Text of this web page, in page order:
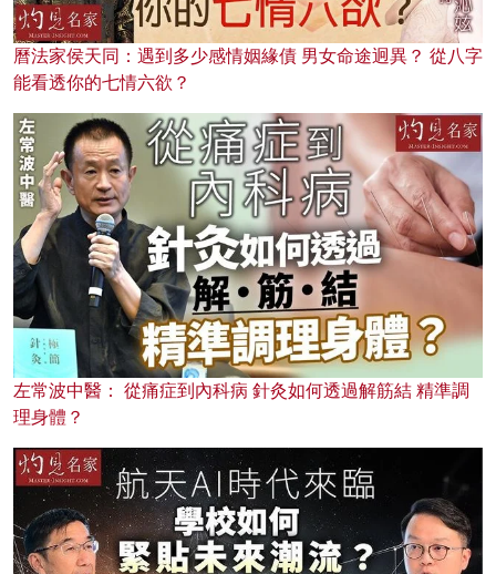
曆法家侯天同：遇到多少感情姻緣債 男女命途迥異？ 從八字
能看透你的七情六欲？
左常波中醫： 從痛症到內科病 針灸如何透過解筋結 精準調
理身體？